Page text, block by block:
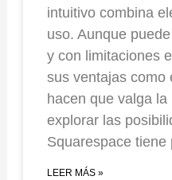
intuitivo combina
uso. Aunque
y con limitaciones
sus ventajas como
hacen que valga la
explorar las
Squarespace tiene
LEER MÁS »